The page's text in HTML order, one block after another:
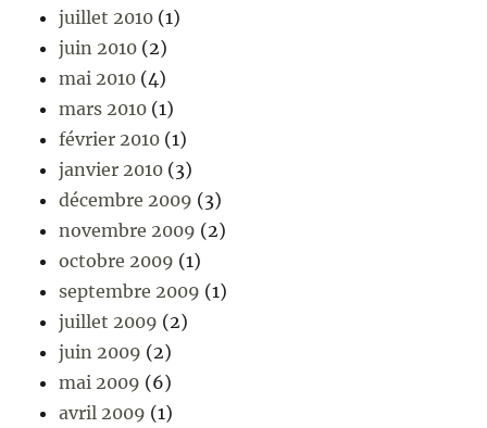
juillet 2010 (1)
juin 2010 (2)
mai 2010 (4)
mars 2010 (1)
février 2010 (1)
janvier 2010 (3)
décembre 2009 (3)
novembre 2009 (2)
octobre 2009 (1)
septembre 2009 (1)
juillet 2009 (2)
juin 2009 (2)
mai 2009 (6)
avril 2009 (1)